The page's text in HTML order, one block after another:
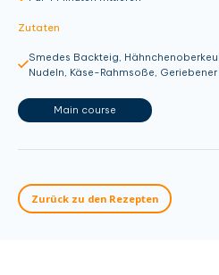
Zutaten
Smedes Backteig,
Nudeln, Käse-Rahmsoße,
Main course
Zurück zu den Rezepten